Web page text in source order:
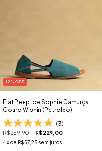
12 % OFF
Flat Peeptoe Sophie Camurça
Couro Wishin (Petroleo)
(3)
R$259,90 R$229,00
4 x de R$57,25 sem juros